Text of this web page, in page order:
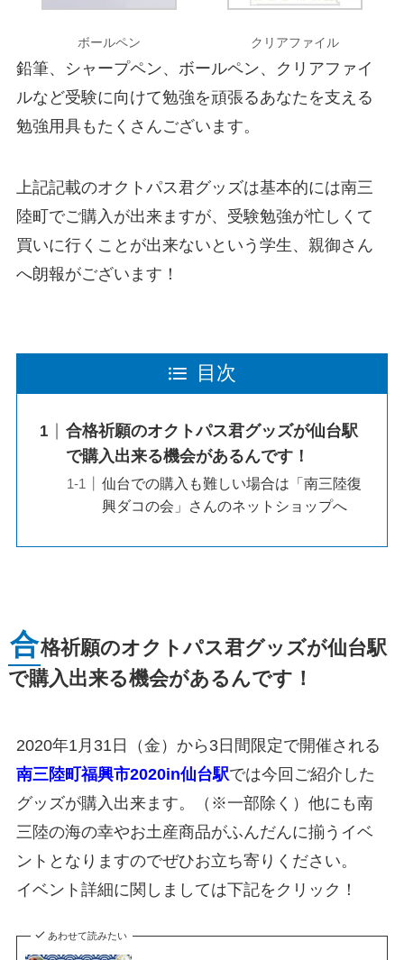
ボールペン クリアファイル
鉛筆、シャープペン、ボールペン、クリアファイ
ルなど受験に向けて勉強を頑張るあなたを支える
勉強用具もたくさんございます。
上記記載のオクトパス君グッズは基本的には南三
陸町でご購入が出来ますが、受験勉強が忙しくて
買いに行くことが出来ないという学生、親御さん
へ朗報がございます！
目次
合格祈願のオクトパス君グッズが仙台駅
で購入出来る機会があるんです！
仙台での購入も難しい場合は「南三陸復
興ダコの会」さんのネットショップへ
合格祈願のオクトパス君グッズが仙台駅
で購入出来る機会があるんです！
2020年1月31日（金）から3日間限定で開催される
南三陸町福興市2020in仙台駅では今回ご紹介した
グッズが購入出来ます。（※一部除く）他にも南
三陸の海の幸やお土産商品がふんだんに揃うイベ
ントとなりますのでぜひお立ち寄りください。
イベント詳細に関しましては下記をクリック！
あわせて読みたい